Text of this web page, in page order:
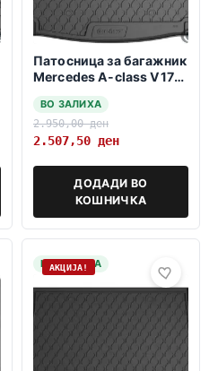
Патосница за багажник
Mercedes A-class V177
ВО ЗАЛИХА
2.950,00ден
2.507,50 ден
ДОДАДИ ВО
КОШНИЧКА
НА ЗАЛИХА
АКЦИЈА!